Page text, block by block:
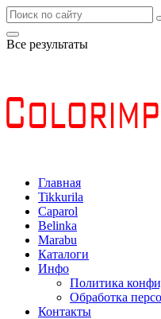
Все результаты
Главная
Tikkurila
Caparol
Belinka
Marabu
Каталоги
Инфо
Политика
Обработка
Контакты